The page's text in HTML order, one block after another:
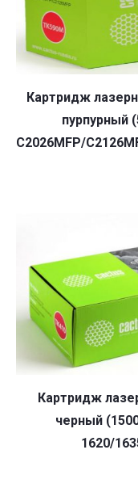
Картридж
пурпурный
C2026MFP/
Картридж
черный
1620/